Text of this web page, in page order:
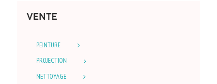
VENTE
PEINTURE
PROJECTION
NETTOYAGE